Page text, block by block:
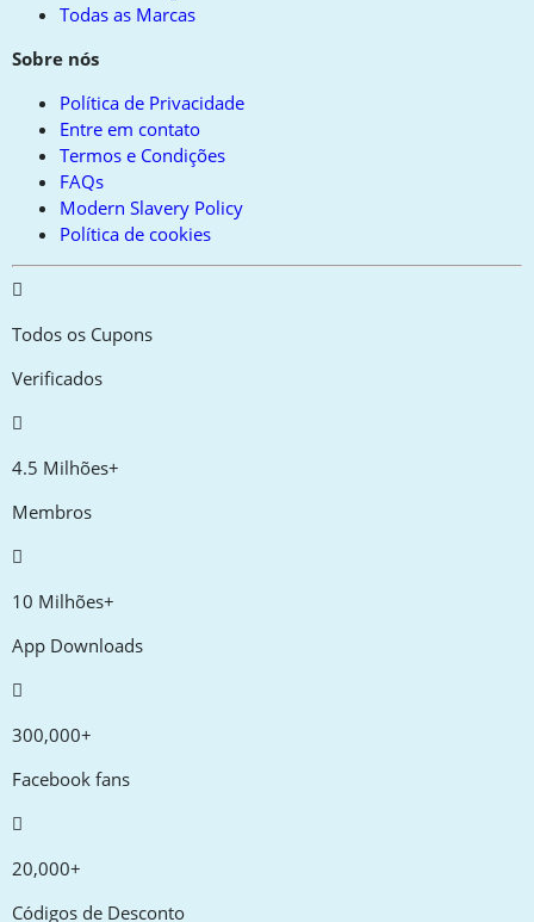
Todas as Marcas
Sobre nós
Política de Privacidade
Entre em contato
Termos e Condições
FAQs
Modern Slavery Policy
Política de cookies
Todos os Cupons
Verificados
4.5 Milhões+
Membros
10 Milhões+
App Downloads
300,000+
Facebook fans
20,000+
Códigos de Desconto